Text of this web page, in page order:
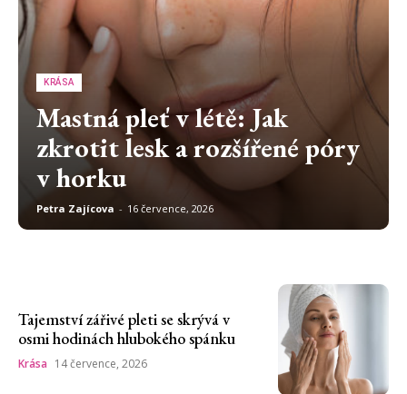
KRÁSA
Mastná pleť v létě: Jak
zkrotit lesk a rozšířené póry
v horku
Petra Zajícova - 16 července, 2026
Tajemství zářivé pleti se skrývá v
osmi hodinách hlubokého spánku
Krása 14 července, 2026